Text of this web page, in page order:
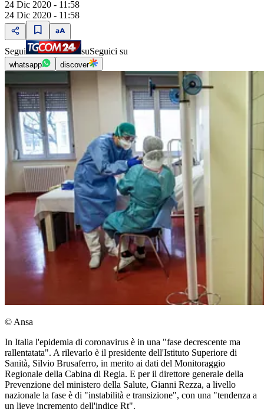
24 Dic 2020 - 11:58
24 Dic 2020 - 11:58
Segui suSeguici su
whatsapp discover
© Ansa
In Italia l'epidemia di coronavirus è in una "fase decrescente ma
rallentatata". A rilevarlo è il presidente dell'Istituto Superiore di
Sanità, Silvio Brusaferro, in merito ai dati del Monitoraggio
Regionale della Cabina di Regia. E per il direttore generale della
Prevenzione del ministero della Salute, Gianni Rezza, a livello
nazionale la fase è di "instabilità e transizione", con una "tendenza a
un lieve incremento dell'indice Rt".